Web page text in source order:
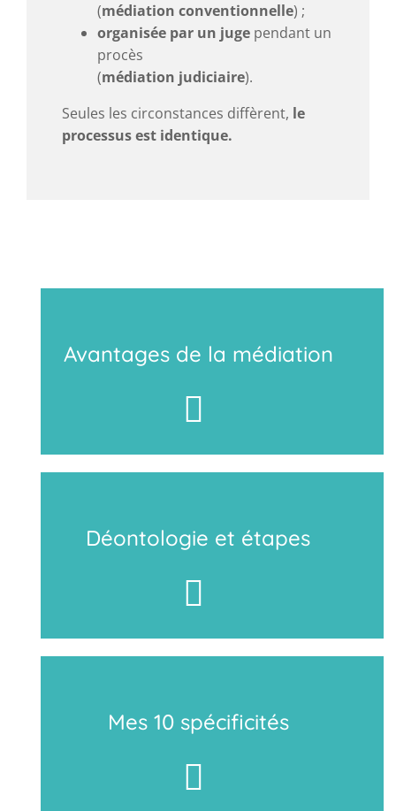
(médiation conventionnelle) ;
organisée par un juge pendant un
procès
(médiation judiciaire).
Seules les circonstances diffèrent, le
processus est identique.
Avantages de la médiation
Déontologie et étapes
Mes 10 spécificités